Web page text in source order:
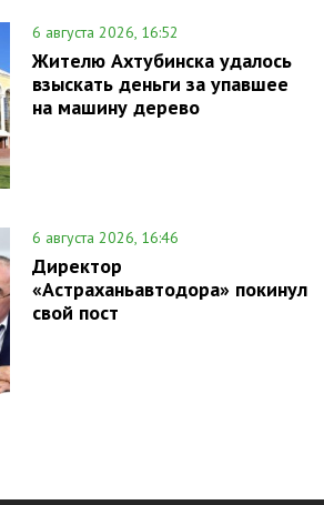
6 августа 2026, 16:52
Жителю Ахтубинска удалось
взыскать деньги за упавшее
на машину дерево
6 августа 2026, 16:46
Директор
«Астраханьавтодора» покинул
свой пост